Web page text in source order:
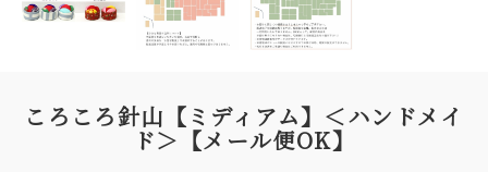
ころころ針山【ミディアム】＜ハンドメイ
ド＞【メール便OK】